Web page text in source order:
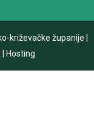
križevačke županije
Hosting